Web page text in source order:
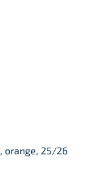
orange, 25/26